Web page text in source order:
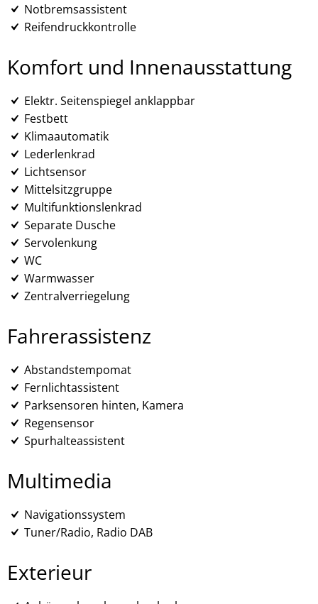
Notbremsassistent
Reifendruckkontrolle
Komfort und Innenausstattung
Elektr. Seitenspiegel anklappbar
Festbett
Klimaautomatik
Lederlenkrad
Lichtsensor
Mittelsitzgruppe
Multifunktionslenkrad
Separate Dusche
Servolenkung
WC
Warmwasser
Zentralverriegelung
Fahrerassistenz
Abstandstempomat
Fernlichtassistent
Parksensoren hinten, Kamera
Regensensor
Spurhalteassistent
Multimedia
Navigationssystem
Tuner/Radio, Radio DAB
Exterieur